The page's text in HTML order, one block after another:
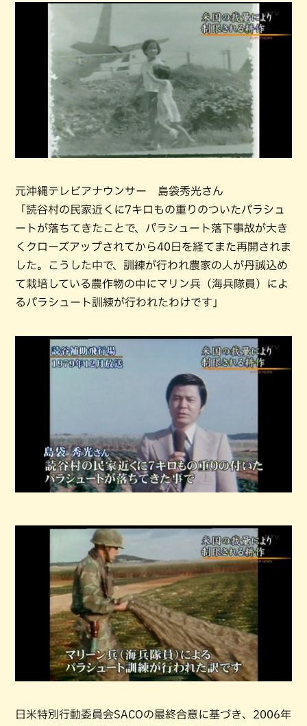
元沖縄テレビアナウンサー 島袋秀光さん
「読谷村の民家近くに7キロもの重りのついたパラシュ
ートが落ちてきたことで、パラシュート落下事故が大き
くクローズアップされてから40日を経てまた再開されま
した。こうした中で、訓練が行われ農家の人が丹誠込め
て栽培している農作物の中にマリン兵（海兵隊員）によ
るパラシュート訓練が行われたわけです」
日米特別行動委員会SACOの最終合意に基づき、2006年